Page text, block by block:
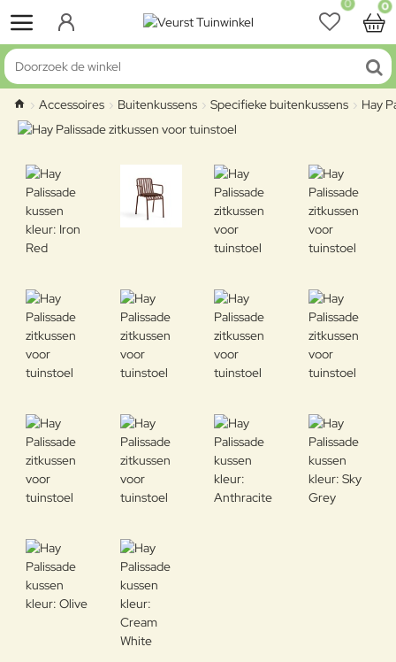
0 0
Doorzoek de winkel
home
Accessoires Buitenkussens Specifieke buitenkussens Hay